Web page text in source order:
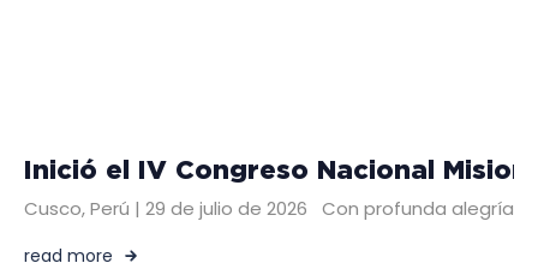
Inició el IV Congreso Nacional
Cusco, Perú | 29 de julio de 2026 Con profunda alegría
read more